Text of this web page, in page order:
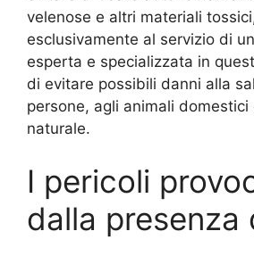
velenose e altri materiali
esclusivamente al servizio di
esperta e specializzata in
di evitare possibili danni alla
persone, agli animali domestici
naturale.
I pericoli
dalla presenza